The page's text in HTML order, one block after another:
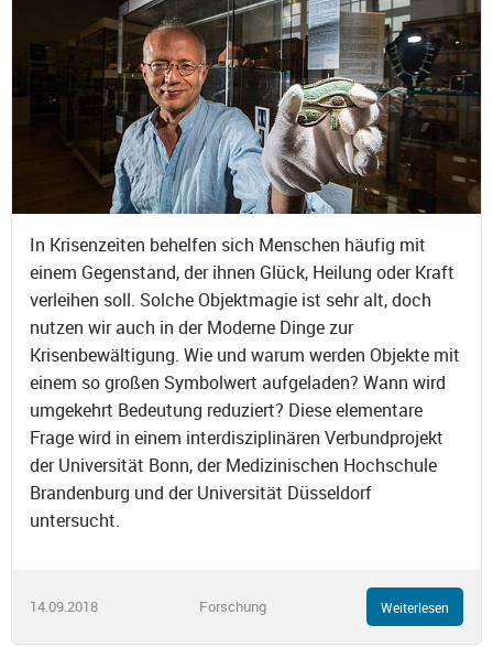
In Krisenzeiten behelfen sich Menschen häufig mit
einem Gegenstand, der ihnen Glück, Heilung oder Kraft
verleihen soll. Solche Objektmagie ist sehr alt, doch
nutzen wir auch in der Moderne Dinge zur
Krisenbewältigung. Wie und warum werden Objekte mit
einem so großen Symbolwert aufgeladen? Wann wird
umgekehrt Bedeutung reduziert? Diese elementare
Frage wird in einem interdisziplinären Verbundprojekt
der Universität Bonn, der Medizinischen Hochschule
Brandenburg und der Universität Düsseldorf
untersucht.
14.09.2018 Forschung Weiterlesen